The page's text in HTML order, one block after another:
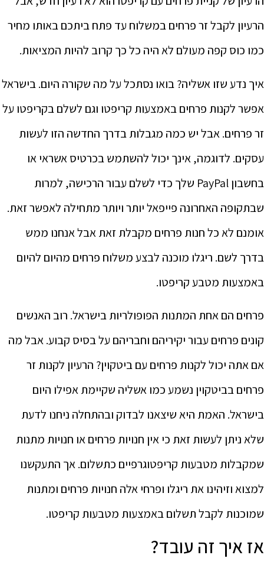
הרעיון לקבל זר פרחים במשלוח עד פתח ביתכם באותו מחיר
כמו כוס קפה מעולם לא היה כל כך קרוב להיות המציאות.
איך נדע שזו אשליה? בואו נסתכל על מה שקורה היום. בישראל
אפשר לקנות פרחים באמצעות קריפטו וגם לשלם בקריפטו על
זר פרחים. אבל יש כמה מגבלות בדרך החדשה הזו לעשות
עסקים. לדוגמה, אינך יכול להשתמש בכרטיס אשראי או
בחשבון PayPal שלך כדי לשלם עבור הרכישה, למרות
שבתקופה האחרונה פייפאל יותר ויותר מתחילה לאפשר זאת.
אומנם לא כל חנות פרחים מקבלת זאת אבל אנחנו ממש
בדרך לשם. ריגלו מוכנה לבצע משלוח פרחים מהיום להיום
באמצעות מטבע קריפטו.
פרחים הם אחת המתנות הפופולריות בישראל. רוב האנשים
קונים פרחים עבור יקיריהם וחבריהם על בסיס קבוע. אבל מה
אם אתה יכול לקנות פרחים עם ביטקוין? הרעיון לקנות זר
פרחים בביטקוין נשמע כמו אשליה שקיימת אפילו היום
בישראל. האמת היא שיצאנו לבדוק ובהתחלה ניחנו לדעת
שלא ניתן לעשות זאת כי אין חנויות פרחים או חנויות מתנות
שמקבלות מטבעות קריפטוגרפיים כתשלום. אך התעקשנו
למצוא וזיהינו את ריגלו ופרחי אלה חנויות פרחים ומתנות
שמוכנות לקבל תשלום באמצעות מטבעות קריפטו.
אז איך זה עובד?